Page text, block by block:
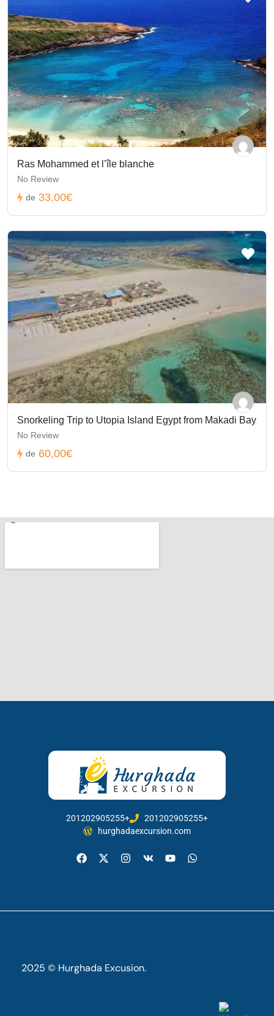
Ras Mohammed et l’île blanche
No Review
de 33,00€
Snorkeling Trip to Utopia Island Egypt from Makadi Bay
No Review
de 60,00€
201202905255+
201202905255+
hurghadaexcursion.com
2025 © Hurghada Excusion.